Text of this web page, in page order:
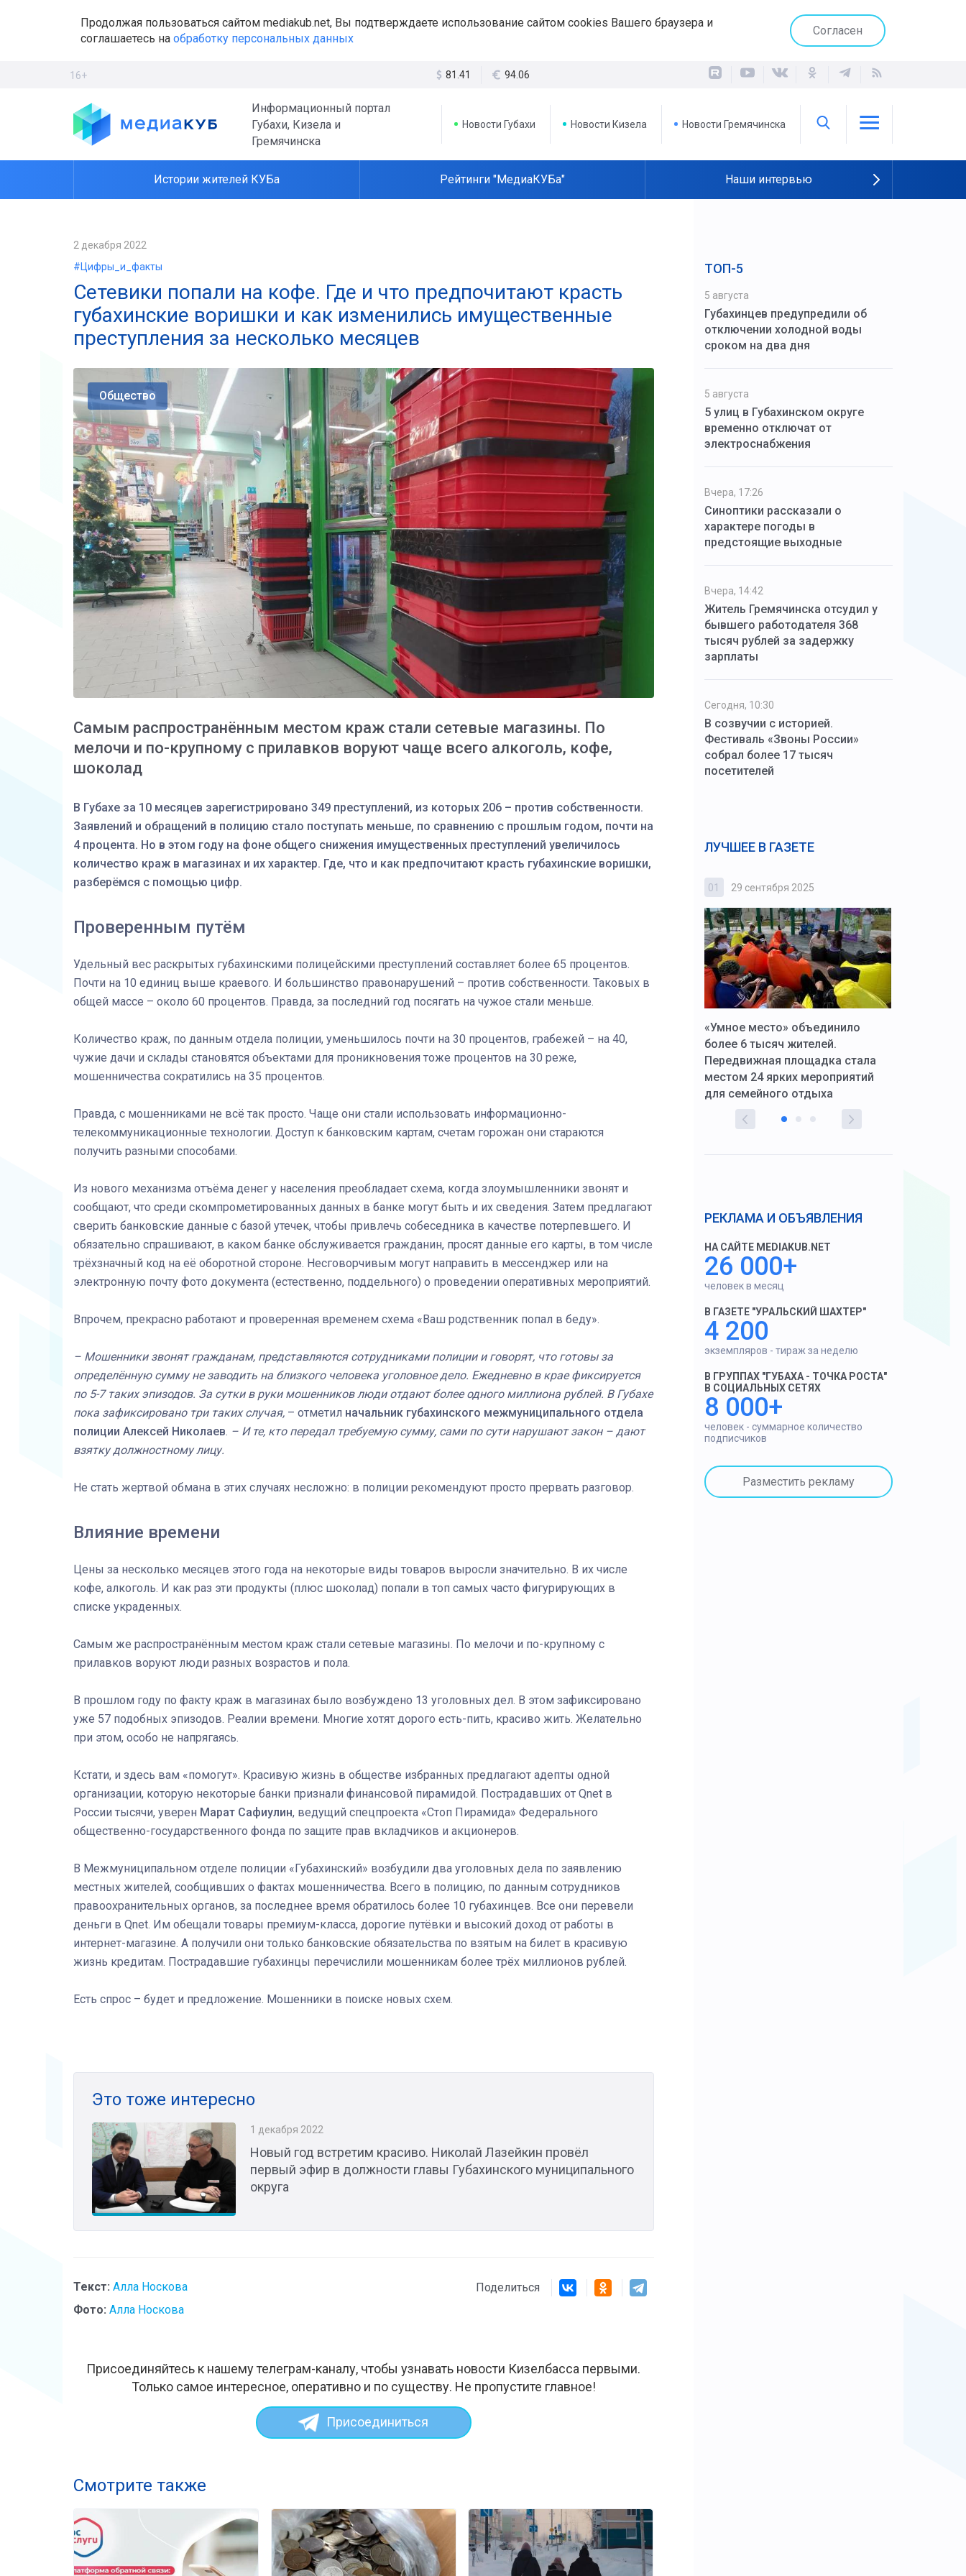
Продолжая пользоваться сайтом mediakub.net, Вы подтверждаете использование сайтом cookies Вашего браузера и
соглашаетесь на обработку персональных данных
Согласен
16+ 81.41 94.06
Информационный портал
Губахи, Кизела и
Гремячинска
Новости Губахи Новости Кизела Новости Гремячинска
Истории жителей КУБа Рейтинги "МедиаКУБа" Наши интервью
2 декабря 2022
#Цифры_и_факты
Сетевики попали на кофе. Где и что предпочитают красть
губахинские воришки и как изменились имущественные
преступления за несколько месяцев
Общество
Самым распространённым местом краж стали сетевые магазины. По
мелочи и по-крупному с прилавков воруют чаще всего алкоголь, кофе,
шоколад
В Губахе за 10 месяцев зарегистрировано 349 преступлений, из которых 206 – против собственности.
Заявлений и обращений в полицию стало поступать меньше, по сравнению с прошлым годом, почти на
4 процента. Но в этом году на фоне общего снижения имущественных преступлений увеличилось
количество краж в магазинах и их характер. Где, что и как предпочитают красть губахинские воришки,
разберёмся с помощью цифр.
Проверенным путём
Удельный вес раскрытых губахинскими полицейскими преступлений составляет более 65 процентов.
Почти на 10 единиц выше краевого. И большинство правонарушений – против собственности. Таковых в
общей массе – около 60 процентов. Правда, за последний год посягать на чужое стали меньше.
Количество краж, по данным отдела полиции, уменьшилось почти на 30 процентов, грабежей – на 40,
чужие дачи и склады становятся объектами для проникновения тоже процентов на 30 реже,
мошенничества сократились на 35 процентов.
Правда, с мошенниками не всё так просто. Чаще они стали использовать информационно-
телекоммуникационные технологии. Доступ к банковским картам, счетам горожан они стараются
получить разными способами.
Из нового механизма отъёма денег у населения преобладает схема, когда злоумышленники звонят и
сообщают, что среди скомпрометированных данных в банке могут быть и их сведения. Затем предлагают
сверить банковские данные с базой утечек, чтобы привлечь собеседника в качестве потерпевшего. И
обязательно спрашивают, в каком банке обслуживается гражданин, просят данные его карты, в том числе
трёхзначный код на её оборотной стороне. Несговорчивым могут направить в мессенджер или на
электронную почту фото документа (естественно, поддельного) о проведении оперативных мероприятий.
Впрочем, прекрасно работают и проверенная временем схема «Ваш родственник попал в беду».
– Мошенники звонят гражданам, представляются сотрудниками полиции и говорят, что готовы за
определённую сумму не заводить на близкого человека уголовное дело. Ежедневно в крае фиксируется
по 5-7 таких эпизодов. За сутки в руки мошенников люди отдают более одного миллиона рублей. В Губахе
пока зафиксировано три таких случая, – отметил начальник губахинского межмуниципального отдела
полиции Алексей Николаев. – И те, кто передал требуемую сумму, сами по сути нарушают закон – дают
взятку должностному лицу.
Не стать жертвой обмана в этих случаях несложно: в полиции рекомендуют просто прервать разговор.
Влияние времени
Цены за несколько месяцев этого года на некоторые виды товаров выросли значительно. В их числе
кофе, алкоголь. И как раз эти продукты (плюс шоколад) попали в топ самых часто фигурирующих в
списке украденных.
Самым же распространённым местом краж стали сетевые магазины. По мелочи и по-крупному с
прилавков воруют люди разных возрастов и пола.
В прошлом году по факту краж в магазинах было возбуждено 13 уголовных дел. В этом зафиксировано
уже 57 подобных эпизодов. Реалии времени. Многие хотят дорого есть-пить, красиво жить. Желательно
при этом, особо не напрягаясь.
Кстати, и здесь вам «помогут». Красивую жизнь в обществе избранных предлагают адепты одной
организации, которую некоторые банки признали финансовой пирамидой. Пострадавших от Qnet в
России тысячи, уверен Марат Сафиулин, ведущий спецпроекта «Стоп Пирамида» Федерального
общественно-государственного фонда по защите прав вкладчиков и акционеров.
В Межмуниципальном отделе полиции «Губахинский» возбудили два уголовных дела по заявлению
местных жителей, сообщивших о фактах мошенничества. Всего в полицию, по данным сотрудников
правоохранительных органов, за последнее время обратилось более 10 губахинцев. Все они перевели
деньги в Qnet. Им обещали товары премиум-класса, дорогие путёвки и высокий доход от работы в
интернет-магазине. А получили они только банковские обязательства по взятым на билет в красивую
жизнь кредитам. Пострадавшие губахинцы перечислили мошенникам более трёх миллионов рублей.
Есть спрос – будет и предложение. Мошенники в поиске новых схем.
Это тоже интересно
1 декабря 2022
Новый год встретим красиво. Николай Лазейкин провёл
первый эфир в должности главы Губахинского муниципального
округа
Текст: Алла Носкова
Фото: Алла Носкова
Поделиться
Присоединяйтесь к нашему телеграм-каналу, чтобы узнавать новости Кизелбасса первыми.
Только самое интересное, оперативно и по существу. Не пропустите главное!
Присоединиться
Смотрите также
ТОП-5
5 августа
Губахинцев предупредили об
отключении холодной воды
сроком на два дня
5 августа
5 улиц в Губахинском округе
временно отключат от
электроснабжения
Вчера, 17:26
Синоптики рассказали о
характере погоды в
предстоящие выходные
Вчера, 14:42
Житель Гремячинска отсудил у
бывшего работодателя 368
тысяч рублей за задержку
зарплаты
Сегодня, 10:30
В созвучии с историей.
Фестиваль «Звоны России»
собрал более 17 тысяч
посетителей
ЛУЧШЕЕ В ГАЗЕТЕ
Коробов после возвращения со
спецоперации сделал
01 29 сентября 2025
«Умное место» объединило
более 6 тысяч жителей.
Передвижная площадка стала
местом 24 ярких мероприятий
для семейного отдыха
РЕКЛАМА И ОБЪЯВЛЕНИЯ
НА САЙТЕ MEDIAKUB.NET
26 000+
человек в месяц
В ГАЗЕТЕ "УРАЛЬСКИЙ ШАХТЕР"
4 200
экземпляров - тираж за неделю
В ГРУППАХ "ГУБАХА - ТОЧКА РОСТА"
В СОЦИАЛЬНЫХ СЕТЯХ
8 000+
человек - суммарное количество
подписчиков
Разместить рекламу